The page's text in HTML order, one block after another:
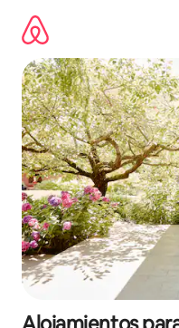
contenido